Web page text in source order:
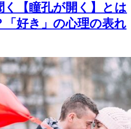
く【瞳孔が開く】とは
「好き」の心理の表れ